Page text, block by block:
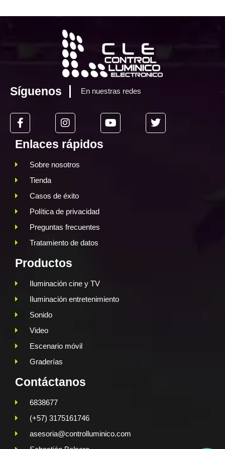
Síguenos En nuestras redes
Enlaces rápidos
Sobre nosotros
Tienda
Casos de éxito
Política de privacidad
Preguntas frecuentes
Tratamiento de datos
Productos
Iluminación cine y TV
Iluminación entretenimiento
Sonido
Video
Escenario móvil
Graderías
Contáctanos
6838677
(+57) 3175161746
asesoria@controlluminico.com